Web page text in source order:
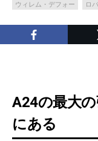
ウィレム・デフォー
ロ
A24の最大
にある